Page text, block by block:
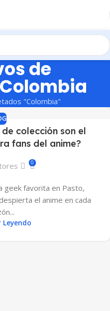
de
"Colombia"
colección son el
fans del anime?
0
geek favorita en Pasto,
el anime en cada